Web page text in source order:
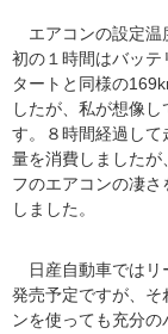
エアコンの設定温
初の１時間はバッテ
タートと同様の
したが、私が想像
す。８時間経過し
量を消費しました
フのエアコンの凄
しました。
日産自動車ではリ
発売予定ですが、そ
ンを使っても充分